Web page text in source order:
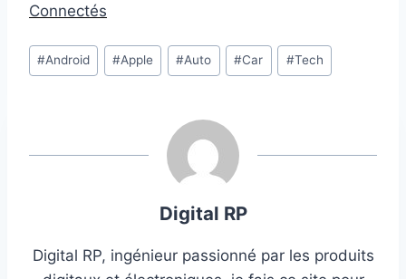
Connectés
Étiquettes
de
#Android #Apple #Auto #Car #Tech
Digital RP
Digital RP, ingénieur passionné par les produits